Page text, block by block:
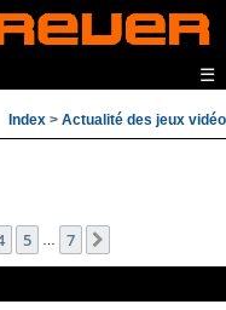
☰
Index > Actualité des jeux vidéo
5 … 7